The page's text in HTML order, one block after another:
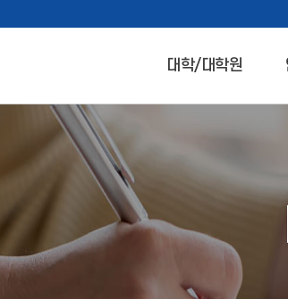
대학/대학원